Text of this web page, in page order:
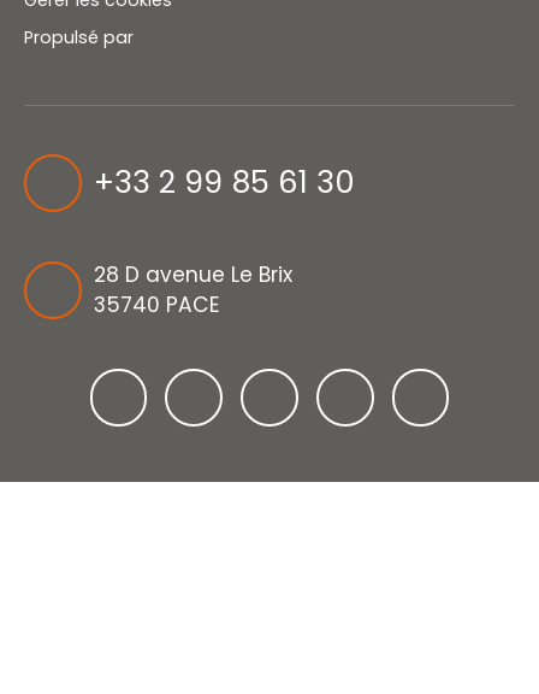
Propulsé par
+33 2 99 85 61 30
28 D avenue Le Brix
35740 PACE